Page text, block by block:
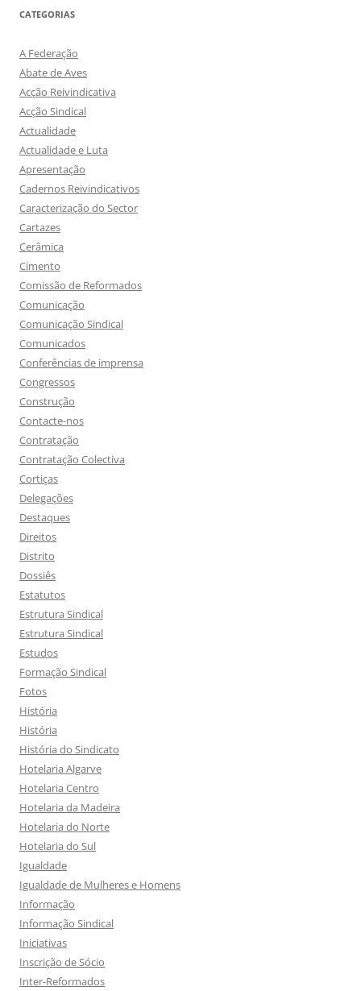
CATEGORIAS
A Federação
Abate de Aves
Acção Reivindicativa
Acção Sindical
Actualidade
Actualidade e Luta
Apresentação
Cadernos Reivindicativos
Caracterização do Sector
Cartazes
Cerâmica
Cimento
Comissão de Reformados
Comunicação
Comunicação Sindical
Comunicados
Conferências de imprensa
Congressos
Construção
Contacte-nos
Contratação
Contratação Colectiva
Cortiças
Delegações
Destaques
Direitos
Distrito
Dossiês
Estatutos
Estrutura Sindical
Estrutura Sindical
Estudos
Formação Sindical
Fotos
História
História
História do Sindicato
Hotelaria Algarve
Hotelaria Centro
Hotelaria da Madeira
Hotelaria do Norte
Hotelaria do Sul
Igualdade
Igualdade de Mulheres e Homens
Informação
Informação Sindical
Iniciativas
Inscrição de Sócio
Inter-Reformados